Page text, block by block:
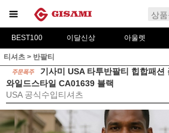
BEST100 이달신상 아울렛
티셔츠 > 반팔티
기사미 USA 타투반팔티 힙합패션
와일드스타일 CA01639 블랙
USA 공식수입티셔츠